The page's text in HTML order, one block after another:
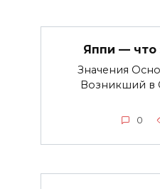
Яппи — что
Значения
Возникший
0